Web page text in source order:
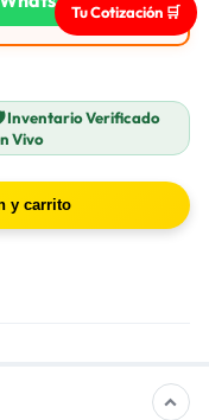
Inventario Verificado
Vivo
Tu Cotización 🛒